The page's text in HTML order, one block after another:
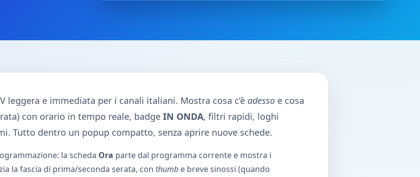
leggera e immediata per i canali italiani. Mostra cosa c’è adesso e cosa
con orario in tempo reale, badge IN ONDA, filtri rapidi, loghi
Tutto dentro un popup compatto, senza aprire nuove schede.
la scheda Ora parte dal programma corrente e mostra i
la fascia di prima/seconda serata, con thumb e breve sinossi (quando